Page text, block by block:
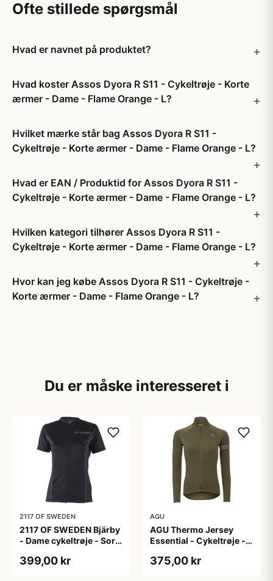
Ofte stillede spørgsmål
Hvad er navnet på produktet?
Hvad koster Assos Dyora R S11 - Cykeltrøje - Korte
ærmer - Dame - Flame Orange - L?
Hvilket mærke står bag Assos Dyora R S11 -
Cykeltrøje - Korte ærmer - Dame - Flame Orange - L?
Hvad er EAN / Produktid for Assos Dyora R S11 -
Cykeltrøje - Korte ærmer - Dame - Flame Orange - L?
Hvilken kategori tilhører Assos Dyora R S11 -
Cykeltrøje - Korte ærmer - Dame - Flame Orange - L?
Hvor kan jeg købe Assos Dyora R S11 - Cykeltrøje -
Korte ærmer - Dame - Flame Orange - L?
Du er måske interesseret i
2117 OF SWEDEN
2117 OF SWEDEN Bjärby
- Dame cykeltrøje - Sort
399,00 kr
AGU
AGU Thermo Jersey
Essential - Cykeltrøje -
L
375,00 kr